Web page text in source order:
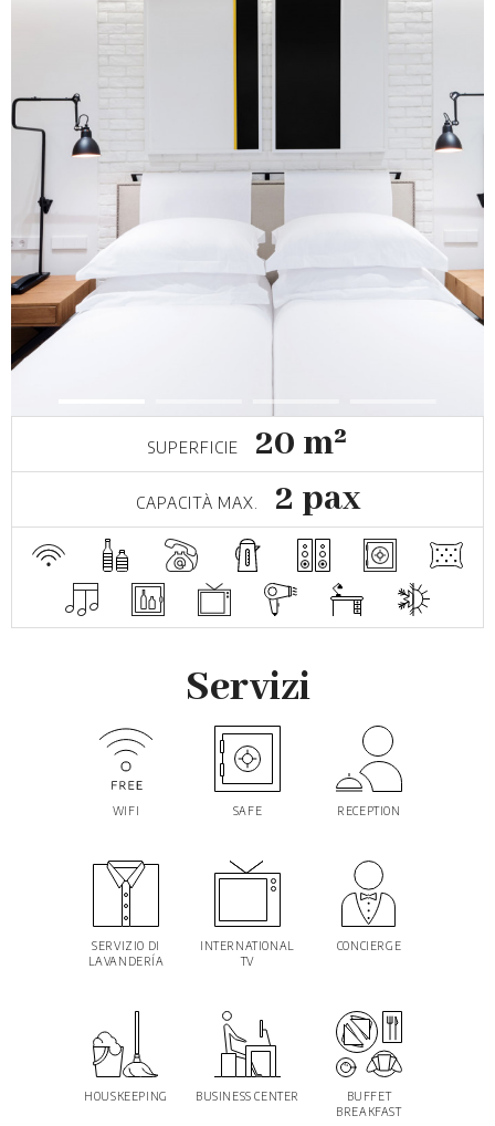
SUPERFICIE 20 m²
CAPACITÀ MAX. 2 pax
Servizi
WIFI SAFE RECEPTION
SERVIZIO DI
LAVANDERÍA
INTERNATIONAL
TV
CONCIERGE
HOUSKEEPING BUSINESS CENTER
BUFFET
BREAKFAST